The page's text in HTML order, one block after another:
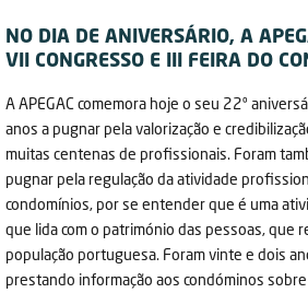
NO DIA DE ANIVERSÁRIO, A
VII CONGRESSO E III FEIRA DO
A APEGAC comemora hoje o seu 22º
anos a pugnar pela valorização e
muitas centenas de profissionais. Foram
pugnar pela regulação da atividade
condomínios, por se entender que é uma
que lida com o património das pessoas, que
população portuguesa. Foram vinte e dois
prestando informação aos condóminos